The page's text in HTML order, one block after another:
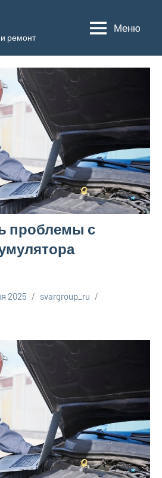
и ремонт
Меню
проблемы с
2025
svargroup_ru